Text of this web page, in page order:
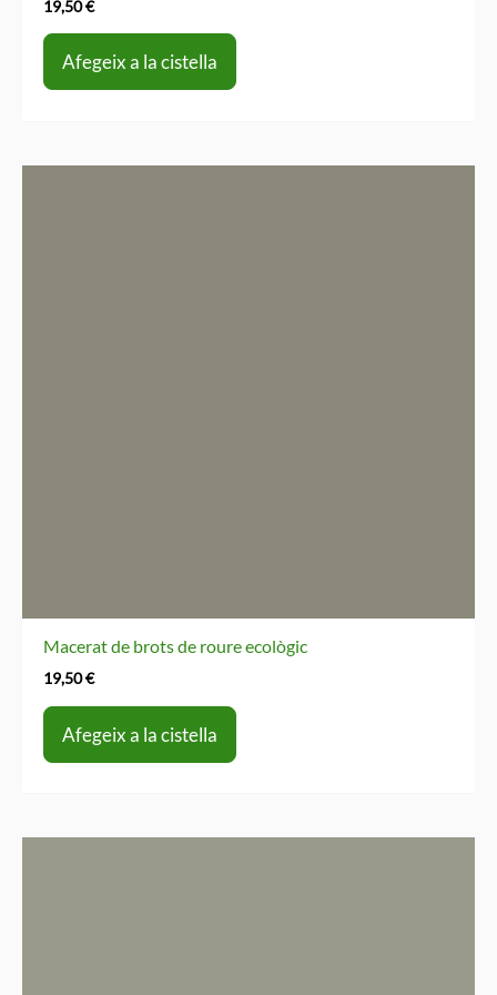
19,50€
Afegeix a la cistella
Macerat de brots de roure ecològic
19,50€
Afegeix a la cistella